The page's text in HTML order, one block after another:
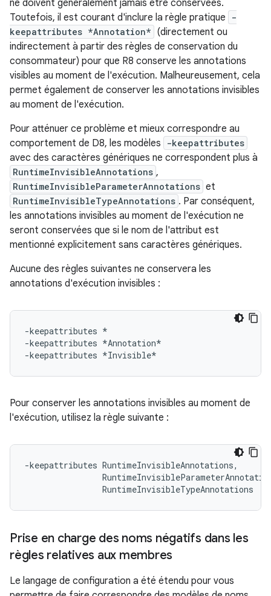
ne doivent généralement jamais être conservées.
Toutefois, il est courant d'inclure la règle pratique
-
keepattributes *Annotation* (directement ou
indirectement à partir des règles de conservation du
consommateur) pour que R8 conserve les annotations
visibles au moment de l'exécution. Malheureusement, cela
permet également de conserver les annotations invisibles
au moment de l'exécution.
Pour atténuer ce problème et mieux correspondre au
comportement de D8, les modèles
-keepattributes
avec des caractères génériques ne correspondent plus à
RuntimeInvisibleAnnotations ,
RuntimeInvisibleParameterAnnotations et
RuntimeInvisibleTypeAnnotations . Par conséquent,
les annotations invisibles au moment de l'exécution ne
seront conservées que si le nom de l'attribut est
mentionné explicitement sans caractères génériques.
Aucune des règles suivantes ne conservera les
annotations d'exécution invisibles :
-keepattributes *
-keepattributes *Annotation*
Pour conserver les annotations invisibles au moment de
l'exécution, utilisez la règle suivante :
-keepattributes RuntimeInvisibleAnnotations,
Prise en charge des noms négatifs dans les
règles relatives aux membres
Le langage de configuration a été étendu pour vous